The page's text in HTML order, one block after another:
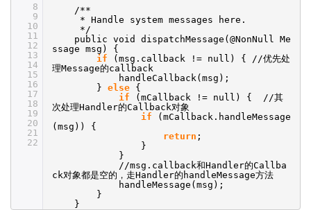
8
9
10
11
12
13
14
15
16
17
18
19
20
21
22
/**
* Handle system messages here.
*/
public void dispatchMessage(@NonNull Me
ssage msg) {
if
(msg.callback != null) { //优先处
理Message的callback
handleCallback(msg);
} else {
if
(mCallback != null) { //其
次处理Handler的Callback对象
if
(mCallback.handleMessage
(msg)) {
return ;
}
}
//msg .callback和Handler的Callba
ck对象都是空的，走Handler的handleMessage方法
handleMessage(msg);
}
}